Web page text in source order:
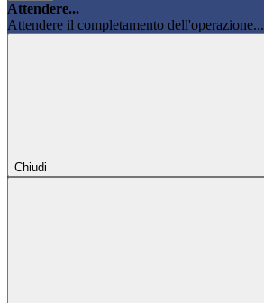
Attendere...
Attendere il completamento dell'operazione...
Chiudi